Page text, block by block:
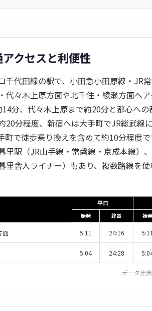
クセスと利便性
千代田線の駅で、小田急小田原線・JR
代々木上原方面や北千住・綾瀬方面へ
分、代々木上原まで約20分と都心へ
20分程度、新宿へは大手町でJR総武線
町で徒歩乗り換えを含めて約10分程度
里駅（JR山手線・常磐線・京成本線）
里舎人ライナー）もあり、複数路線を使
平日
始発 終電 始発
面 5:11 24:16 5:11
5:04 24:28
データ出典